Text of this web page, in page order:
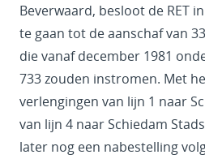
Beverwaard, besloot de RET
te gaan tot de aanschaf van
die vanaf december 1981
733 zouden instromen. Met
verlengingen van lijn 1 naar
van lijn 4 naar Schiedam
later nog een nabestelling